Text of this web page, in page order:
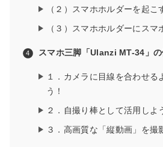
（２）スマホホルダーを起こ
（３）スマホホルダーにスマ
スマホ三脚「Ulanzi MT-34」
１．カメラに目線を合わせる
う！
２．自撮り棒として活用しよ
３．高画質な「縦動画」を撮